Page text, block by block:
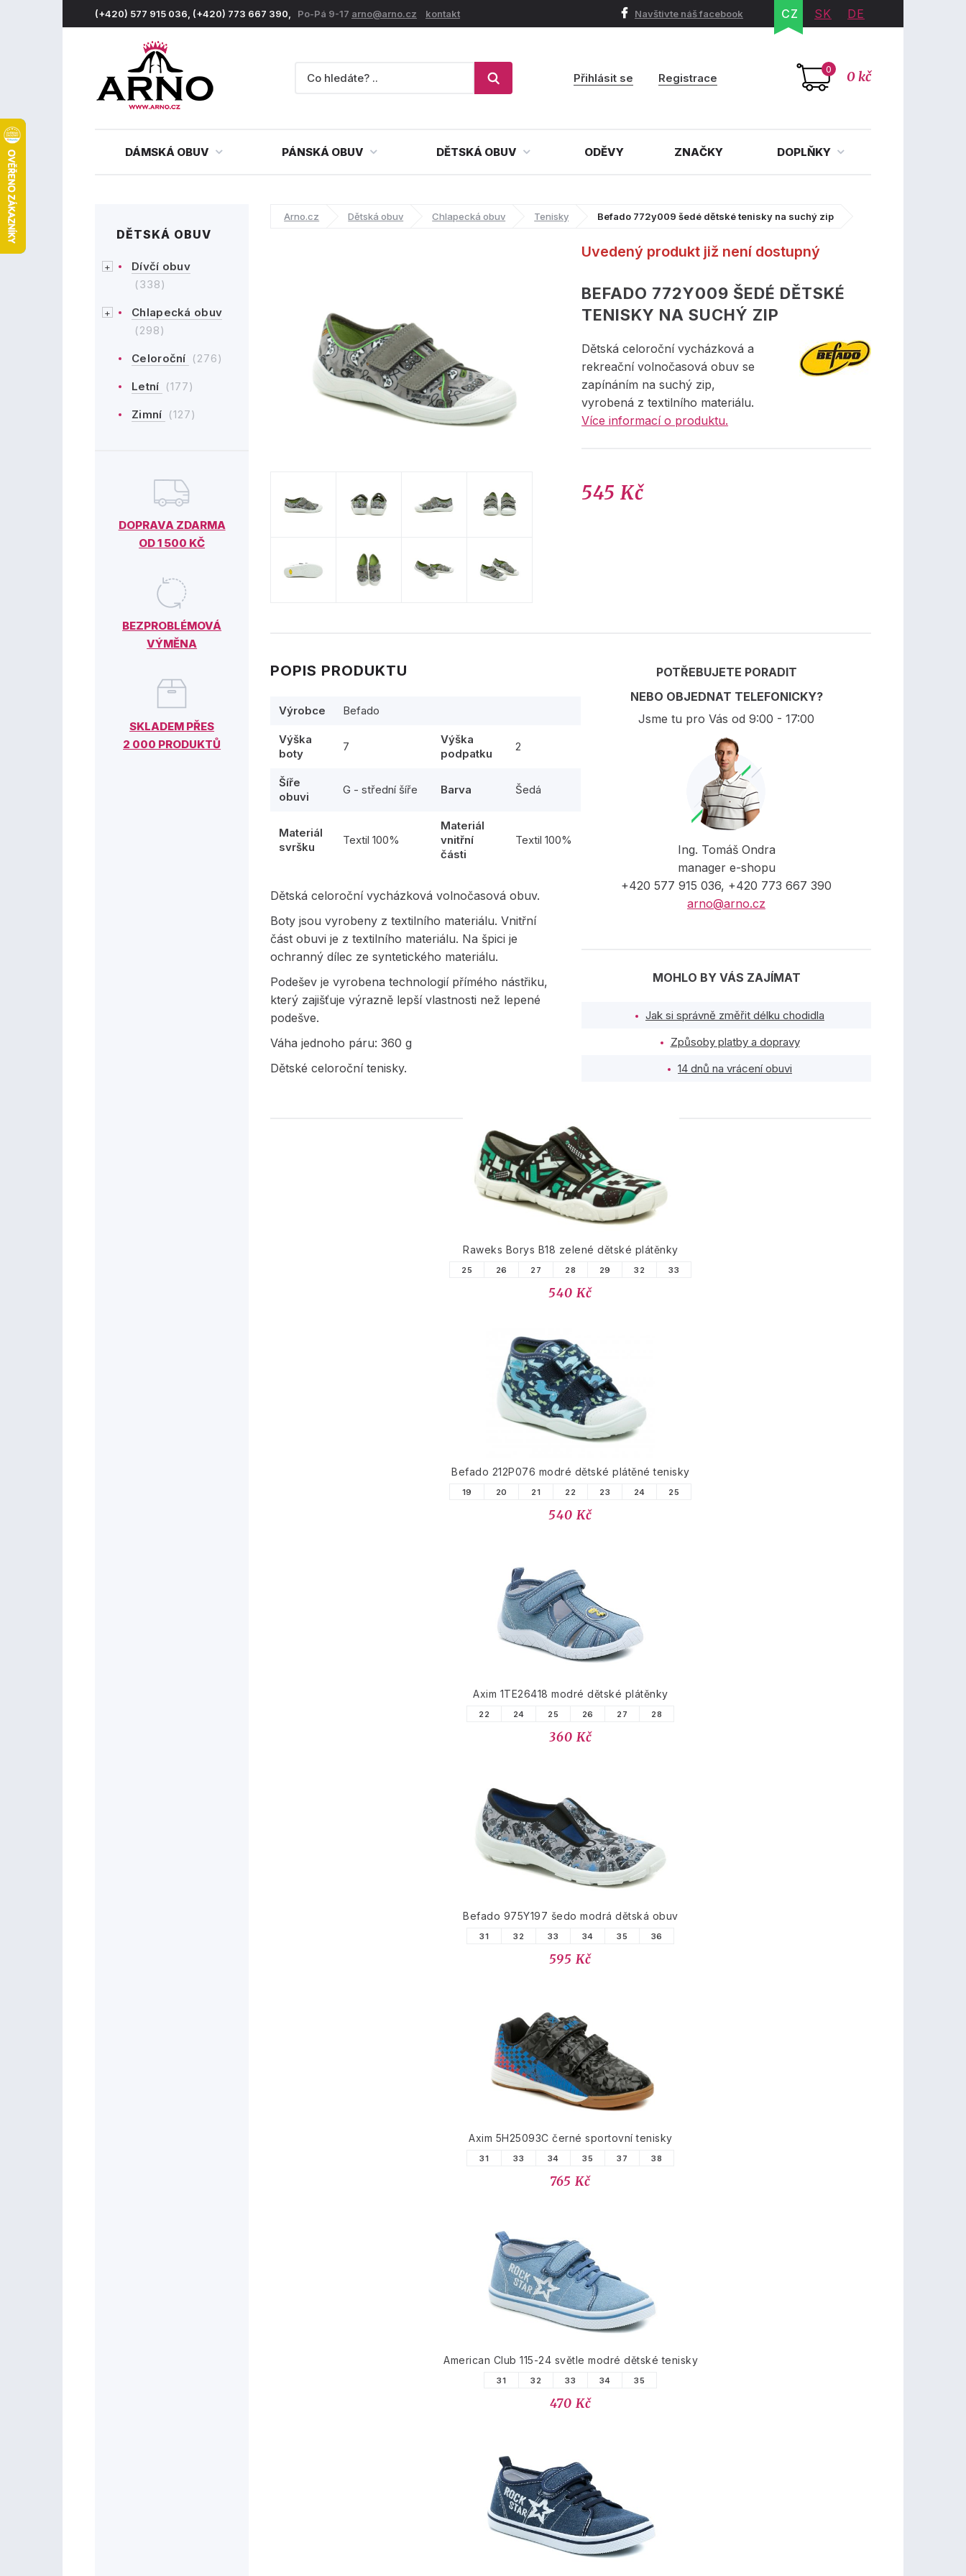
(+420) 577 915 036, (+420) 773 667 390, Po-Pá 9-17 arno@arno.cz kontakt Navštivte náš facebook CZ SK DE
0 0 kč
Přihlásit se Registrace
DÁMSKÁ OBUV PÁNSKÁ OBUV DĚTSKÁ OBUV ODĚVY ZNAČKY DOPLŇKY
DĚTSKÁ OBUV
Dívčí obuv
(338)
Chlapecká obuv
(298)
Celoroční (276)
Letní (177)
Zimní (127)
DOPRAVA ZDARMA
OD 1 500 KČ
BEZPROBLÉMOVÁ
VÝMĚNA
SKLADEM PŘES
2 000 PRODUKTŮ
Arno.cz Dětská obuv Chlapecká obuv Tenisky Befado 772y009 šedé dětské tenisky na suchý zip
Uvedený produkt již není dostupný
BEFADO 772Y009 ŠEDÉ DĚTSKÉ
TENISKY NA SUCHÝ ZIP
Dětská celoroční vycházková a
rekreační volnočasová obuv se
zapínáním na suchý zip,
vyrobená z textilního materiálu.
Více informací o produktu.
545 Kč
POPIS PRODUKTU
Výrobce Befado
Výška
boty
7
Výška
podpatku
2
Šíře
obuvi
G - střední šíře Barva Šedá
Materiál
svršku
Textil 100%
Materiál
vnitřní
části
Textil 100%
Dětská celoroční vycházková volnočasová obuv.
Boty jsou vyrobeny z textilního materiálu. Vnitřní
část obuvi je z textilního materiálu. Na špici je
ochranný dílec ze syntetického materiálu.
Podešev je vyrobena technologií přímého nástřiku,
který zajišťuje výrazně lepší vlastnosti než lepené
podešve.
Váha jednoho páru: 360 g
Dětské celoroční tenisky.
POTŘEBUJETE PORADIT
NEBO OBJEDNAT TELEFONICKY?
Jsme tu pro Vás od 9:00 - 17:00
Ing. Tomáš Ondra
manager e-shopu
+420 577 915 036, +420 773 667 390
arno@arno.cz
MOHLO BY VÁS ZAJÍMAT
Jak si správně změřit délku chodidla
Způsoby platby a dopravy
14 dnů na vrácení obuvi
PODOBNÉ PRODUKTY
Raweks Borys B18 zelené dětské plátěnky
25 26 27 28 29 32 33
540 Kč
Befado 212P076 modré dětské plátěné tenisky
19 20 21 22 23 24 25
540 Kč
Axim 1TE26418 modré dětské plátěnky
22 24 25 26 27 28
360 Kč
Befado 975Y197 šedo modrá dětská obuv
31 32 33 34 35 36
595 Kč
Axim 5H25093C černé sportovní tenisky
31 33 34 35 37 38
765 Kč
American Club 115-24 světle modré dětské tenisky
31 32 33 34 35
470 Kč